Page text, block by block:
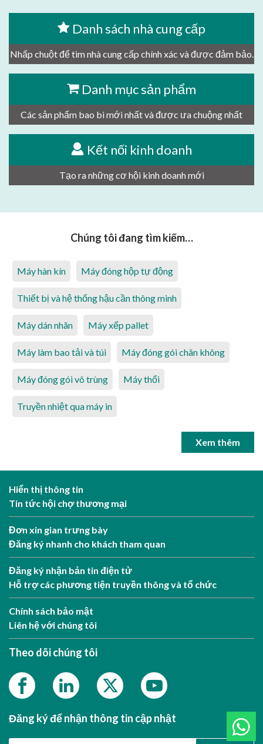
Danh sách nhà cung cấp
Nhấp chuột để tìm nhà cung cấp chính xác và được đảm bảo.
Danh mục sản phẩm
Các sản phẩm bao bì mới nhất và được ưa chuộng nhất
Kết nối kinh doanh
Tạo ra những cơ hội kinh doanh mới
Chúng tôi đang tìm kiếm…
Máy hàn kín Máy đóng hộp tự động
Thiết bị và hệ thống hậu cần thông minh
Máy dán nhãn Máy xếp pallet
Máy làm bao tải và túi Máy đóng gói chân không
Máy đóng gói vô trùng Máy thổi
Truyền nhiệt qua máy in
Xem thêm
Hiển thị thông tin
Tin tức hội chợ thương mại
Đơn xin gian trưng bày
Đăng ký nhanh cho khách tham quan
Đăng ký nhận bản tin điện tử
Hỗ trợ các phương tiện truyền thông và tổ chức
Chính sách bảo mật
Liên hệ với chúng tôi
Theo dõi chúng tôi
Đăng ký để nhận thông tin cập nhật